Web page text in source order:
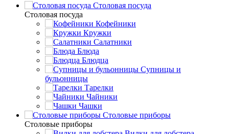
Столовая посуда
Столовая посуда
Кофейники
Кружки
Салатники
Блюда
Блюдца
Супницы и
бульонницы
Тарелки
Чайники
Чашки
Cтоловые приборы
Cтоловые приборы